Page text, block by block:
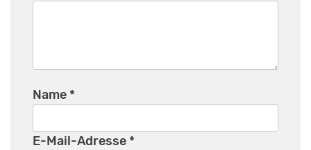
Name *
E-Mail-Adresse *